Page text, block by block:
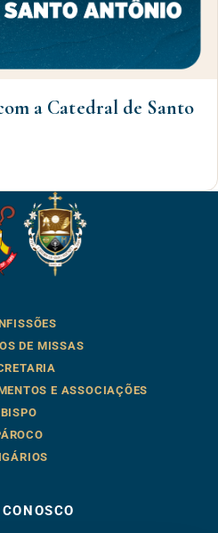
a Catedral de Santo
DE MISSAS
E ASSOCIAÇÕES
BISPO